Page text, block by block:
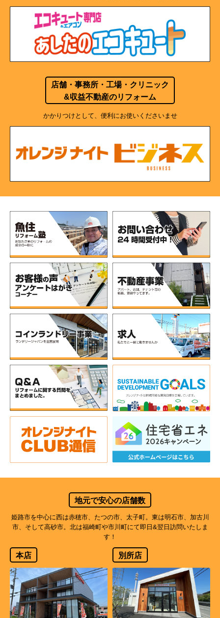
店舗・事務所・工場・クリニック
&収益不動産のリフォーム
かかりつけとして、便利にお使いくださいませ
地元で安心の店舗数
姫路市を中心に西は赤穂市、たつの市、太子町。東は明石市、加古川
市、そして高砂市。北は福崎町や市川町にて即日&翌日訪問いたしま
す！
本店 別所店